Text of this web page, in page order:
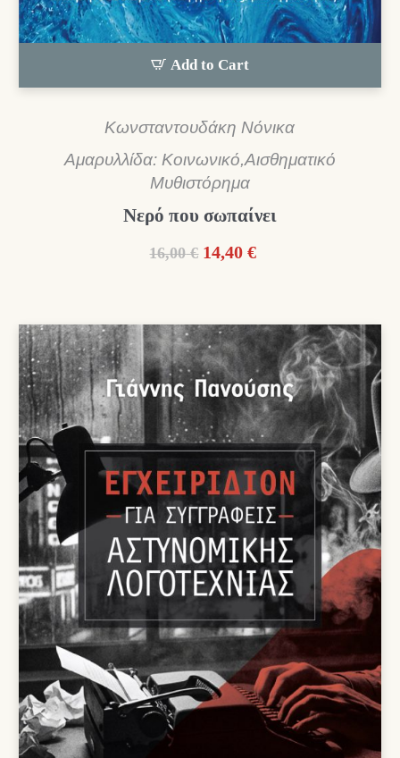
Add to Cart
Κωνσταντουδάκη Νόνικα
Αμαρυλλίδα: Κοινωνικό,Αισθηματικό
Μυθιστόρημα
Νερό που σωπαίνει
16,00 € Original
16,00 €.
14,40 €Η
είναι:
14,40 €.